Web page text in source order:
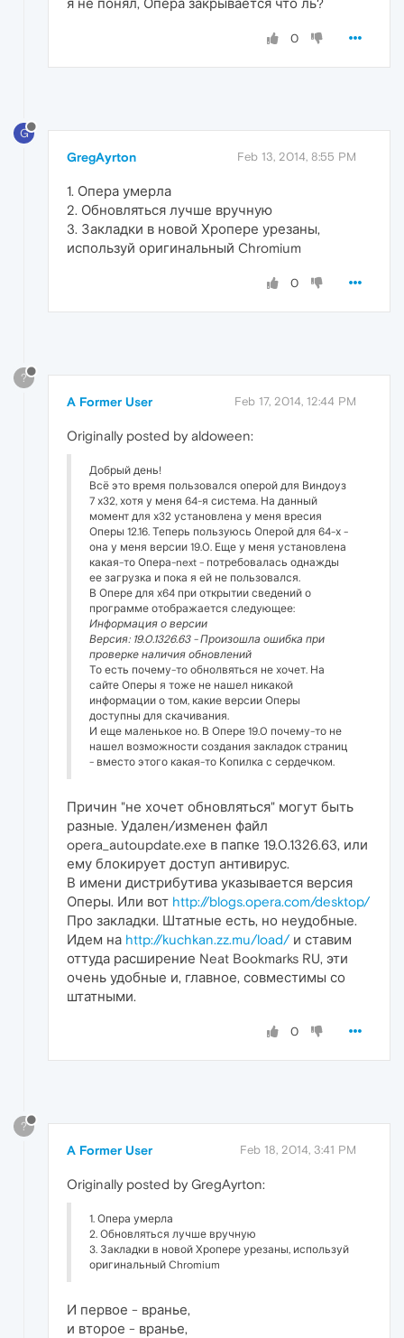
я не понял, Опера закрывается что ль?
0
G
GregAyrton Feb 13, 2014, 8:55 PM
1. Опера умерла
2. Обновляться лучше вручную
3. Закладки в новой Хропере урезаны,
используй оригинальный Chromium
0
?
A Former User Feb 17, 2014, 12:44 PM
Originally posted by aldoween:
Добрый день!
Всё это время пользовался оперой для Виндоуз
7 х32, хотя у меня 64-я система. На данный
момент для х32 установлена у меня вресия
Оперы 12.16. Теперь пользуюсь Оперой для 64-х -
она у меня версии 19.0. Еще у меня установлена
какая-то Опера-next - потребовалась однажды
ее загрузка и пока я ей не пользовался.
В Опере для х64 при открытии сведений о
программе отображается следующее:
Информация о версии
Версия: 19.0.1326.63 - Произошла ошибка при
проверке наличия обновлений
То есть почему-то обнолвяться не хочет. На
сайте Оперы я тоже не нашел никакой
информации о том, какие версии Оперы
доступны для скачивания.
И еще маленькое но. В Опере 19.0 почему-то не
нашел возможности создания закладок страниц
- вместо этого какая-то Копилка с сердечком.
Причин "не хочет обновляться" могут быть
разные. Удален/изменен файл
opera_autoupdate.exe в папке 19.0.1326.63, или
ему блокирует доступ антивирус.
В имени дистрибутива указывается версия
Оперы. Или вот http://blogs.opera.com/desktop/
Про закладки. Штатные есть, но неудобные.
Идем на http://kuchkan.zz.mu/load/и ставим
оттуда расширение Neat Bookmarks RU, эти
очень удобные и, главное, совместимы со
штатными.
0
?
A Former User Feb 18, 2014, 3:41 PM
Originally posted by GregAyrton:
1. Опера умерла
2. Обновляться лучше вручную
3. Закладки в новой Хропере урезаны, используй
оригинальный Chromium
И первое - вранье,
и второе - вранье,